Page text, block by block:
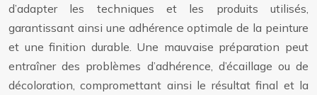
d’adapter les techniques et les produits utilisés,
garantissant ainsi une adhérence optimale de la peinture
et une finition durable. Une mauvaise préparation peut
entraîner des problèmes d’adhérence, d’écaillage ou de
décoloration, compromettant ainsi le résultat final et la